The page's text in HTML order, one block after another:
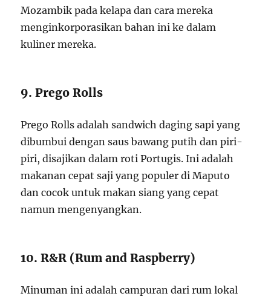
Mozambik pada kelapa dan cara mereka
menginkorporasikan bahan ini ke dalam
kuliner mereka.
9. Prego Rolls
Prego Rolls adalah sandwich daging sapi yang
dibumbui dengan saus bawang putih dan piri-
piri, disajikan dalam roti Portugis. Ini adalah
makanan cepat saji yang populer di Maputo
dan cocok untuk makan siang yang cepat
namun mengenyangkan.
10. R&R (Rum and Raspberry)
Minuman ini adalah campuran dari rum lokal